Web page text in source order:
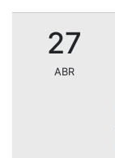
27
ABR